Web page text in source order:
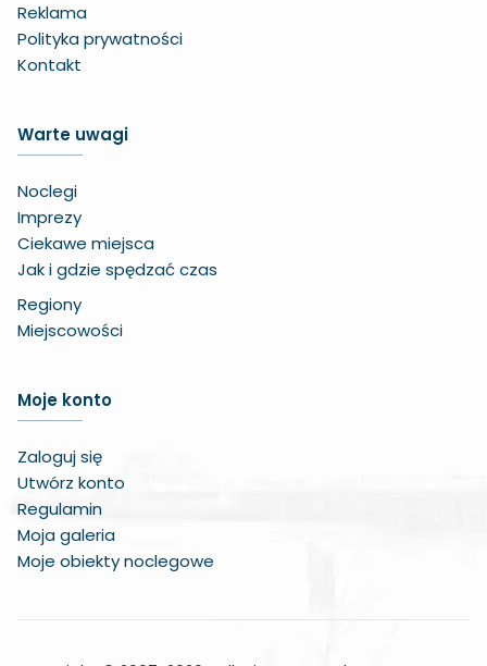
Reklama
Polityka prywatności
Kontakt
Warte uwagi
Noclegi
Imprezy
Ciekawe miejsca
Jak i gdzie spędzać czas
Regiony
Miejscowości
Moje konto
Zaloguj się
Utwórz konto
Regulamin
Moja galeria
Moje obiekty noclegoweNegatywne kolory